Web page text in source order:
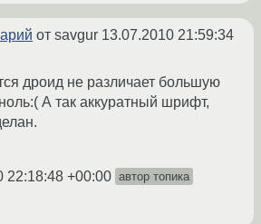
от savgur 13.07.2010 21:59:34
дроид не различает большую
А так аккуратный шрифт,
22:18:48 +00:00 автор топика